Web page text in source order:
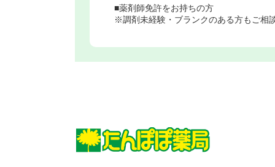
■薬剤師免許をお持ちの方
※調剤未経験・ブランクのある方もご相